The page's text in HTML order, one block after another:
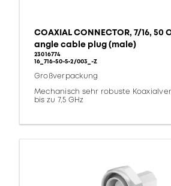
COAXIAL CONNECTOR, 7/16, 50
angle cable plug (male)
23016774
16_716-50-5-2/003_-Z
Großverpackung
Mechanisch sehr robuste
bis zu 7,5 GHz